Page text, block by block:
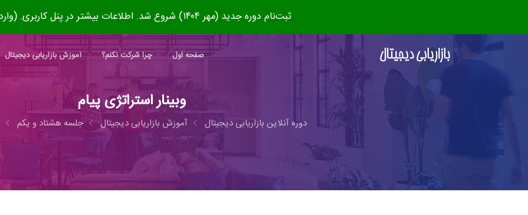
ثبت‌نام دوره جدید (مهر ۱۴۰۴) شروع شد. اطلاعات بیشتر در پنل کاربری. (وارد شوید)
صفحه اول چرا شرکت نکنم؟ آموزش بازاریابی دیجیتال
وبینار استراتژی پیام
دوره آنلاین بازاریابی دیجیتال آموزش بازاریابی دیجیتال جلسه هشتاد و یکم